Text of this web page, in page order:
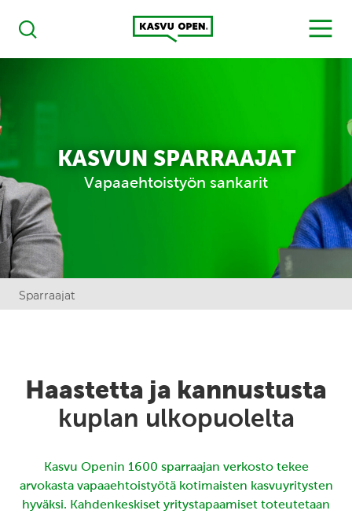
Haku
Kasvu Open
MENU
KASVUN SPARRAAJAT
Vapaaehtoistyön sankarit
Sparraajat
Haastetta ja kannustusta
kuplan ulkopuolelta
Kasvu Openin 1600 sparraajan verkosto tekee
arvokasta vapaaehtoistyötä kotimaisten kasvuyritysten
hyväksi. Kahdenkeskiset yritystapaamiset toteutetaan